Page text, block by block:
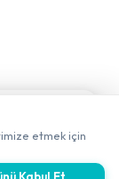
etmek için
Kabul Et
✖